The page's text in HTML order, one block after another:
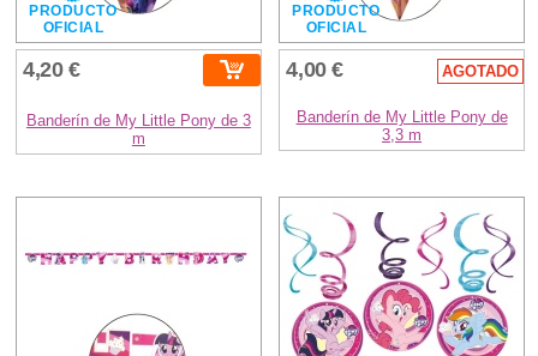
PRODUCTO
OFICIAL
4,20 €
Banderín de My Little Pony de 3
m
PRODUCTO
OFICIAL
4,00 € AGOTADO
Banderín de My Little Pony de
3,3 m